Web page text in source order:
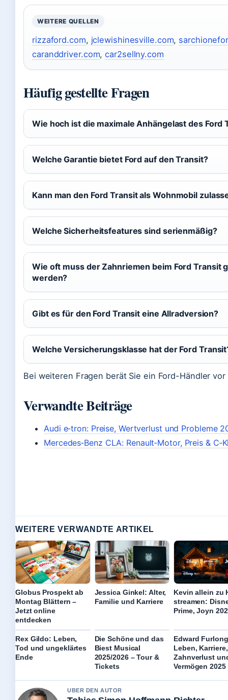
WEITERE QUELLEN
rizzaford.com, jclewishinesville.com,
caranddriver.com,car2sellny.com
Häufig gestellte Fragen
Wie hoch ist die maximale Anhängelast des Ford
Welche Garantie bietet Ford auf den Transit?
Kann man den Ford Transit als Wohnmobil
Welche Sicherheitsfeatures sind serienmäßig?
Wie oft muss der Zahnriemen beim Ford Transit
werden?
Gibt es für den Ford Transit eine Allradversion?
Welche Versicherungsklasse hat der Ford
Bei weiteren Fragen berät Sie ein Ford-Händler vor
Verwandte Beiträge
Audi e‑tron: Preise, Wertverlust und Probleme
Mercedes‑Benz CLA: Renault‑Motor, Preis &
WEITERE VERWANDTE ARTIKEL
Globus Prospekt ab
Montag Blättern –
Jetzt online
entdecken
Jessica Ginkel: Alter,
Familie und Karriere
Kevin allein zu
streamen:
Prime, Joyn
Rex Gildo: Leben,
Tod und ungeklärtes
Ende
Die Schöne und das
Biest Musical
2025/2026 – Tour &
Tickets
Edward
Leben, Karriere,
Zahnverlust
Vermögen 2025
UBER DEN AUTOR